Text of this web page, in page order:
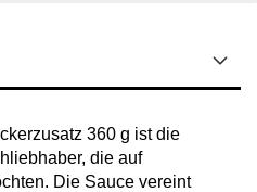
360 g ist die
die auf
Die Sauce vereint